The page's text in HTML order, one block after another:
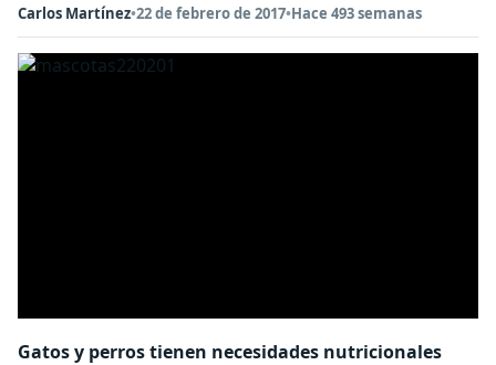
Carlos Martínez•22 de febrero de 2017•Hace 493 semanas
Gatos y perros tienen necesidades nutricionales